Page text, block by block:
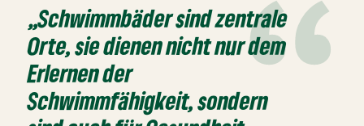
„Schwimmbäder sind zentrale
Orte, sie dienen nicht nur dem
Erlernen der
Schwimmfähigkeit, sondern